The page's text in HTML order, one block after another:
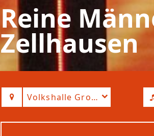
Reine
Zellhausen
Volkshalle Großwallstadt